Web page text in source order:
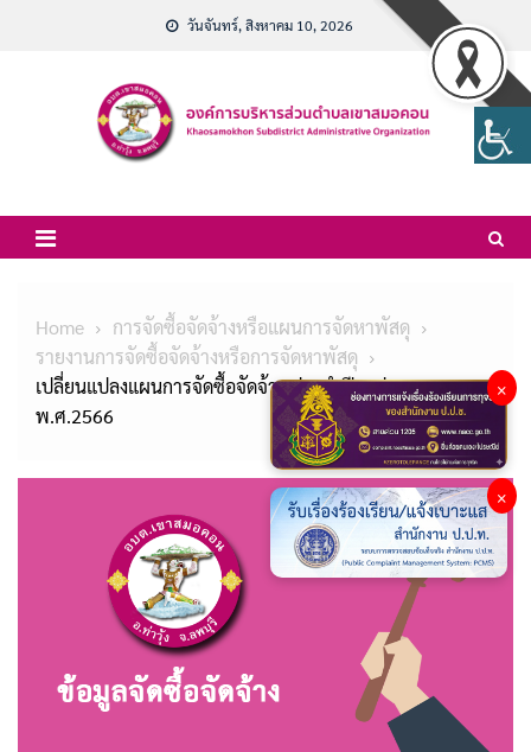
วันจันทร์, สิงหาคม 10, 2026
Home
การจัดซื้อจัดจ้างหรือแผนการจัดหาพัสดุ
รายงานการจัดซื้อจัดจ้างหรือการจัดหาพัสดุ
เปลี่ยนแปลงแผนการจัดซื้อจัดจ้าง ประจำปีงบประมาณ
พ.ศ.2566
×
×